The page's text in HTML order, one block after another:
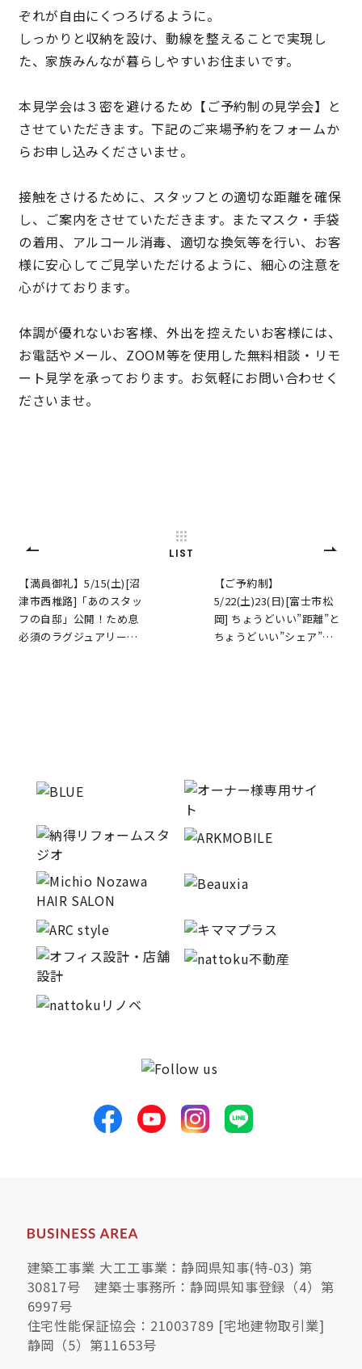
サイトマップ プライバシーポリシー
よくある質問
CLOSE
ぞれが自由にくつろげるように。
しっかりと収納を設け、動線を整えることで実現し
た、家族みんなが暮らしやすいお住まいです。
本見学会は３密を避けるため【ご予約制の見学会】と
させていただきます。下記のご来場予約をフォームか
らお申し込みくださいませ。
接触をさけるために、スタッフとの適切な距離を確保
し、ご案内をさせていただきます。またマスク・手袋
の着用、アルコール消毒、適切な換気等を行い、お客
様に安心してご見学いただけるように、細心の注意を
心がけております。
体調が優れないお客様、外出を控えたいお客様には、
お電話やメール、ZOOM等を使用した無料相談・リモ
ート見学を承っております。お気軽にお問い合わせく
ださいませ。
【満員御礼】5/15(土)[沼
津市西椎路]「あのスタッ
フの自邸」公開！ため息
必須のラグジュアリー…
LIST
【ご予約制】
5/22(土)23(日)[富士市松
岡] ちょうどいい”距離”と
ちょうどいい”シェア”…
建築工事業 大工工事業：静岡県知事(特-03) 第
30817号 建築士事務所：静岡県知事登録（4）第
6997号
住宅性能保証協会：21003789 [宅地建物取引業]
静岡（5）第11653号